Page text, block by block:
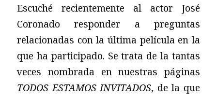
Escuché recientemente al actor José
Coronado responder a preguntas
relacionadas con la última película en la
que ha participado. Se trata de la tantas
veces nombrada en nuestras páginas
TODOS ESTAMOS INVITADOS, de la que